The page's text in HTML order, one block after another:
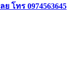
โทร 0974563645